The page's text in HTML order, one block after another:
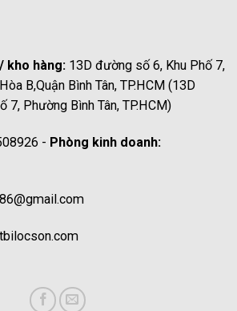
kho hàng: 13D đường số 6, Khu Phố 7,
B,Quận Bình Tân, TP.HCM (13D
7, Phường Bình Tân, TP.HCM)
- Phòng kinh doanh: